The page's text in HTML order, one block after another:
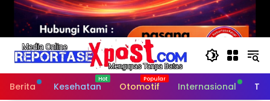
Berita Kesehatan Otomotif Internasional